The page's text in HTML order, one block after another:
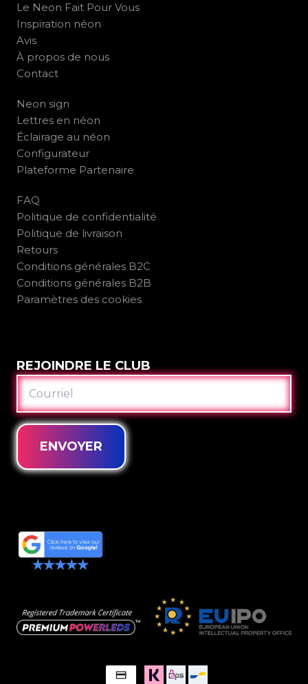
Le Neon Fait Pour Vous
Inspiration néon
Avis
À propos de nous
Contact
Neon sign
Lettres en néon
Éclairage au néon
Configurateur
Plateforme Partenaire
FAQ
Politique de confidentialité
Politique de livraison
Retours
Conditions générales B2C
Conditions générales B2B
Paramètres des cookies
REJOINDRE LE CLUB
COURRIEL
ENVOYER